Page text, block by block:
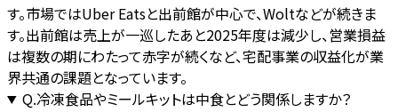
す。市場ではUber Eatsと出前館が中心で、Woltなどが続きま
す。出前館は売上が一巡したあと2025年度は減少し、営業損益
は複数の期にわたって赤字が続くなど、宅配事業の収益化が業
界共通の課題となっています。
Q.冷凍食品やミールキットは中食とどう関係しますか？